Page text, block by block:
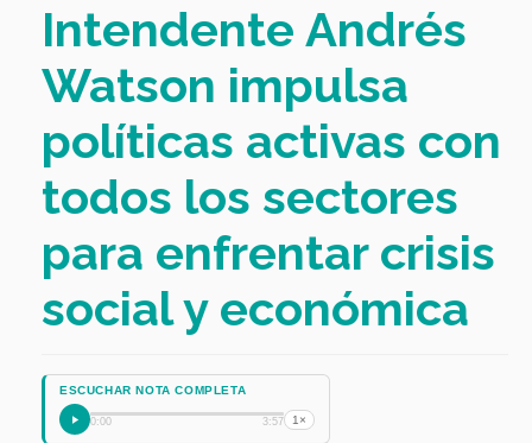
Intendente Andrés
Watson impulsa
políticas activas con
todos los sectores
para enfrentar crisis
social y económica
ESCUCHAR NOTA COMPLETA
0:00 3:57 1×